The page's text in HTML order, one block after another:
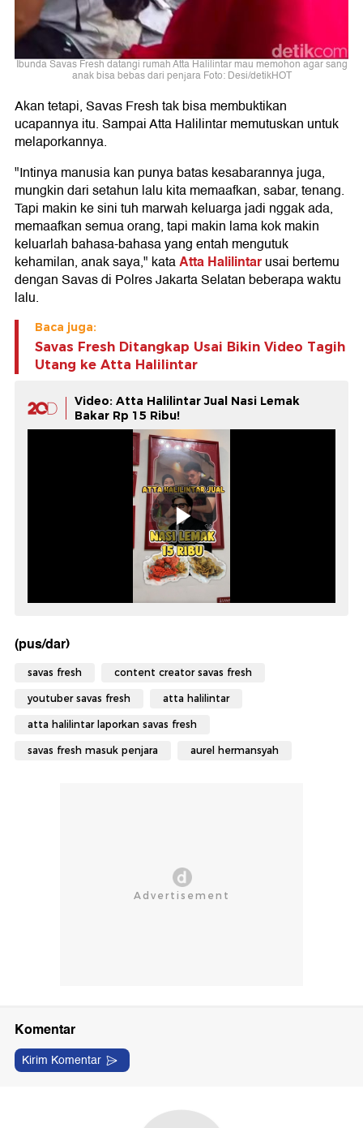
Ibunda Savas Fresh datangi rumah Atta Halilintar mau memohon agar sang
anak bisa bebas dari penjara Foto: Desi/detikHOT
Akan tetapi, Savas Fresh tak bisa membuktikan
ucapannya itu. Sampai Atta Halilintar memutuskan untuk
melaporkannya.
"Intinya manusia kan punya batas kesabarannya juga,
mungkin dari setahun lalu kita memaafkan, sabar, tenang.
Tapi makin ke sini tuh marwah keluarga jadi nggak ada,
memaafkan semua orang, tapi makin lama kok makin
keluarlah bahasa-bahasa yang entah mengutuk
kehamilan, anak saya," kataAtta Halilintarusai bertemu
dengan Savas di Polres Jakarta Selatan beberapa waktu
lalu.
Baca juga:
Savas Fresh Ditangkap Usai Bikin Video Tagih
Utang ke Atta Halilintar
Video: Atta Halilintar Jual Nasi Lemak
Bakar Rp 15 Ribu!
(pus/dar)
savas fresh content creator savas fresh
youtuber savas fresh atta halilintar
atta halilintar laporkan savas fresh
savas fresh masuk penjara aurel hermansyah